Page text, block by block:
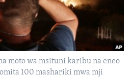
moto wa msituni karibu na eneo
100 mashariki mwa mji